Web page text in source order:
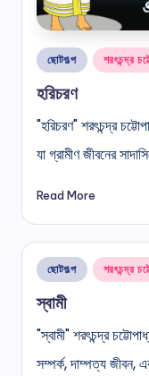
Posted
ছোটগল্প শরৎচন্দ্র
হরিচরণ
"হরিচরণ" শরৎচন্দ্র
যা গ্রামীণ জীবনের
Read More
Posted
ছোটগল্প শরৎচন্দ্র
স্বামী
"স্বামী" শরৎচন্দ্র
সম্পর্ক, দাম্পত্য জীবন,